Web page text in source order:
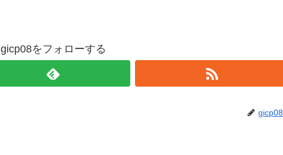
gicp08をフォローする
gicp08